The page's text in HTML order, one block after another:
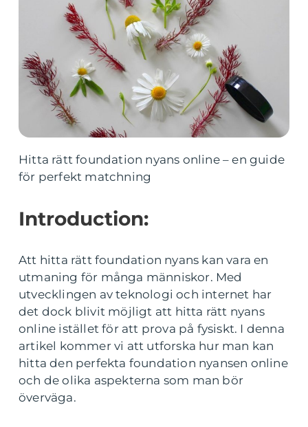
Hitta rätt foundation nyans online – en guide
för perfekt matchning
Introduction:
Att hitta rätt foundation nyans kan vara en
utmaning för många människor. Med
utvecklingen av teknologi och internet har
det dock blivit möjligt att hitta rätt nyans
online istället för att prova på fysiskt. I denna
artikel kommer vi att utforska hur man kan
hitta den perfekta foundation nyansen online
och de olika aspekterna som man bör
överväga.